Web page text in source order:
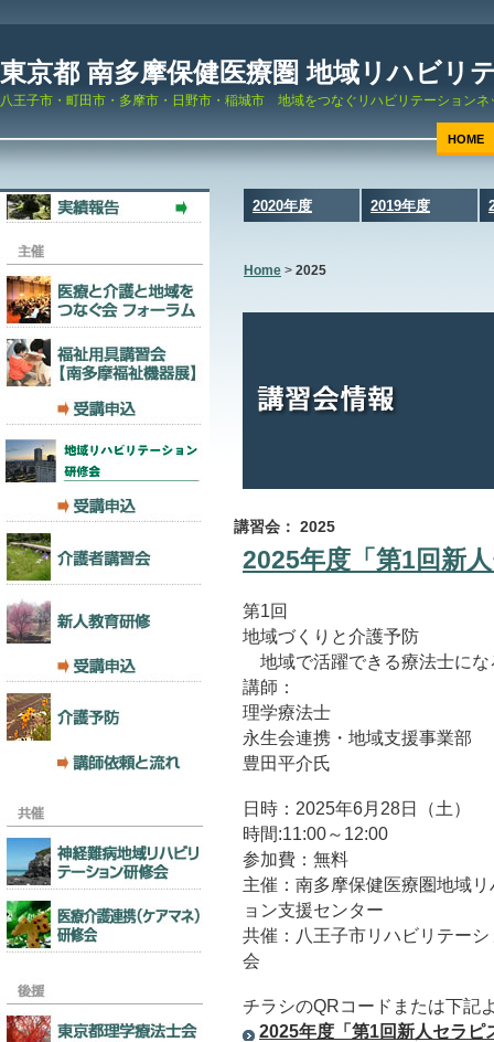
東京都 南多摩保健医療圏 地域リハビリ
八王子市・町田市・多摩市・日野市・稲城市 地域をつなぐリハビリテーションネ
HOME
2020年度 2019年度
Home > 2025
講習会： 2025
2025年度「第1回新
第1回
地域づくりと介護予防
地域で活躍できる療法士にな
講師：
理学療法士
永生会連携・地域支援事業部
豊田平介氏
日時：2025年6月28日（土）
時間:11:00～12:00
参加費：無料
主催：南多摩保健医療圏地域
ョン支援センター
共催：八王子市リハビリテー
会
チラシのQRコードまたは下記
2025年度「第1回新人セラピ